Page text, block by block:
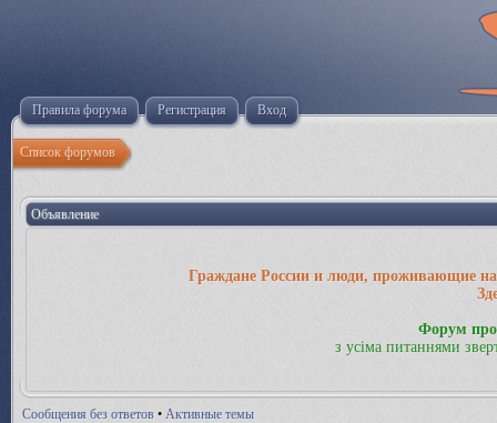
Правила форума Регистрация Вход
Список форумов
Объявление
Граждане России и люди, проживающие на
Форум
з усіма питаннями
Сообщения без ответов • Активные темы